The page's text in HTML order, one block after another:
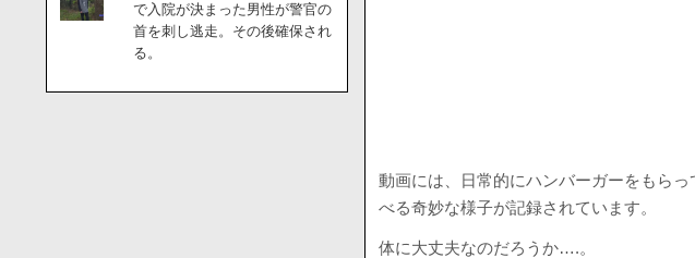
動画には、日常的にハンバーガーをもら
べる奇妙な様子が記録されています。
体に大丈夫なのだろうか….。
で入院が決まった男性が警官の
首を刺し逃走。その後確保され
る。